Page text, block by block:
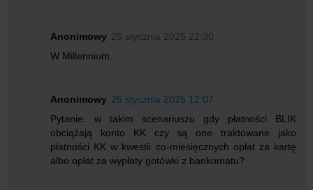
Anonimowy 25 stycznia 2025 22:30
W Millennium.
Anonimowy 26 stycznia 2025 12:07
Pytanie: w takim scenariuszu gdy płatności BLIK
obciążają konto KK czy są one traktowane jako
płatności KK w kwestii co-miesięcznych opłat za kartę
albo opłat za wypłaty gotówki z bankomatu?